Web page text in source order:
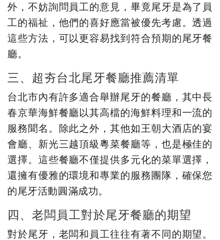
外，不妨詢問員工的意見，畢竟尾牙是為了員
工的福祉，他們的喜好應當被優先考慮。透過
這些方法，可以更容易找到符合預期的尾牙餐
廳。
三、超夯台北尾牙餐廳推薦清單
台北市內有許多適合舉辦尾牙的餐廳，其中長
春京華海鮮餐廳以其高檔的海鮮料理和一流的
服務聞名。除此之外，其他如王朝大酒店的宴
會廳、新光三越頂級粵菜餐廳等，也是極佳的
選擇。這些餐廳不僅提供多元化的菜單選擇，
還擁有優雅的環境和專業的服務團隊，確保您
的尾牙活動圓滿成功。
四、老闆員工對於尾牙餐廳的期望
對於尾牙，老闆和員工往往有著不同的期望。